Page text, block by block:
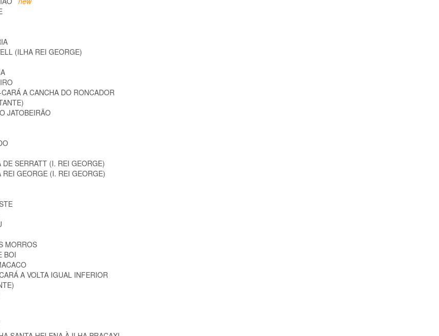
(ILHA REI GEORGE)
A CANCHA DO RONCADOR
JATOBEIRÃO
SERRATT (I. REI GEORGE)
GEORGE (I. REI GEORGE)
MORROS
BOI
A VOLTA IGUAL INFERIOR